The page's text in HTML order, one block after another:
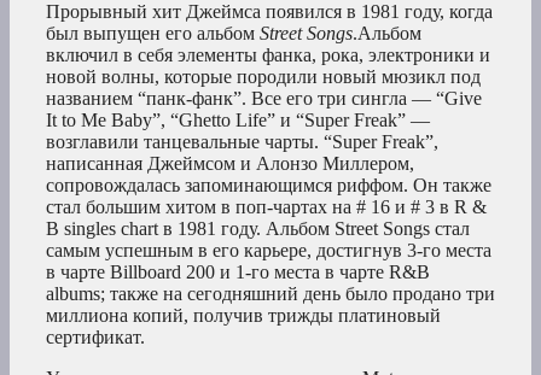
Прорывный хит Джеймса появился в 1981 году, когда
был выпущен его альбом Street Songs.Альбом
включил в себя элементы фанка, рока, электроники и
новой волны, которые породили новый мюзикл под
названием “панк-фанк”. Все его три сингла — “Give
It to Me Baby”, “Ghetto Life” и “Super Freak” —
возглавили танцевальные чарты. “Super Freak”,
написанная Джеймсом и Алонзо Миллером,
сопровождалась запоминающимся риффом. Он также
стал большим хитом в поп-чартах на # 16 и # 3 в R &
B singles chart в 1981 году. Альбом Street Songs стал
самым успешным в его карьере, достигнув 3-го места
в чарте Billboard 200 и 1-го места в чарте R&B
albums; также на сегодняшний день было продано три
миллиона копий, получив трижды платиновый
сертификат.